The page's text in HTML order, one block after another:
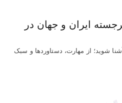
برجسته ایران و جهان در
آشنا شوید؛ از مهارت، دستاوردها و سبک